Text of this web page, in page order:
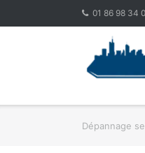
01 86 98 34
Dépannage